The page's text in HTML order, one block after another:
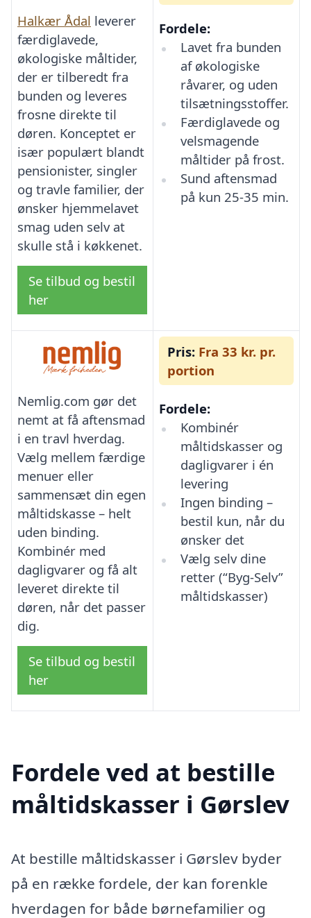
Halkær Ådal leverer
færdiglavede,
økologiske måltider,
der er tilberedt fra
bunden og leveres
frosne direkte til
døren. Konceptet er
især populært blandt
pensionister, singler
og travle familier, der
ønsker hjemmelavet
smag uden selv at
skulle stå i køkkenet.
Se tilbud og bestil
her
Fordele:
Lavet fra bunden
af økologiske
råvarer, og uden
tilsætningsstoffer.
Færdiglavede og
velsmagende
måltider på frost.
Sund aftensmad
på kun 25-35 min.
Nemlig.com gør det
nemt at få aftensmad
i en travl hverdag.
Vælg mellem færdige
menuer eller
sammensæt din egen
måltidskasse – helt
uden binding.
Kombinér med
dagligvarer og få alt
leveret direkte til
døren, når det passer
dig.
Se tilbud og bestil
her
Pris: Fra 33 kr. pr.
portion
Fordele:
Kombinér
måltidskasser og
dagligvarer i én
levering
Ingen binding –
bestil kun, når du
ønsker det
Vælg selv dine
retter (“Byg-Selv”
måltidskasser)
Fordele ved at bestille
måltidskasser i Gørslev
At bestille måltidskasser i Gørslev byder
på en række fordele, der kan forenkle
hverdagen for både børnefamilier og